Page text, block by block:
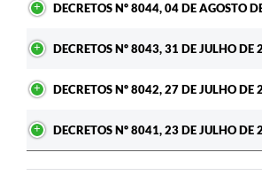
DECRETOS Nº 8044, 04 DE AGOSTO
DECRETOS Nº 8043, 31 DE JULHO DE
DECRETOS Nº 8042, 27 DE JULHO DE
DECRETOS Nº 8041, 23 DE JULHO DE